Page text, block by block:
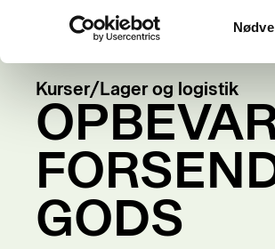
Kurser/Lager og logistik
GODS